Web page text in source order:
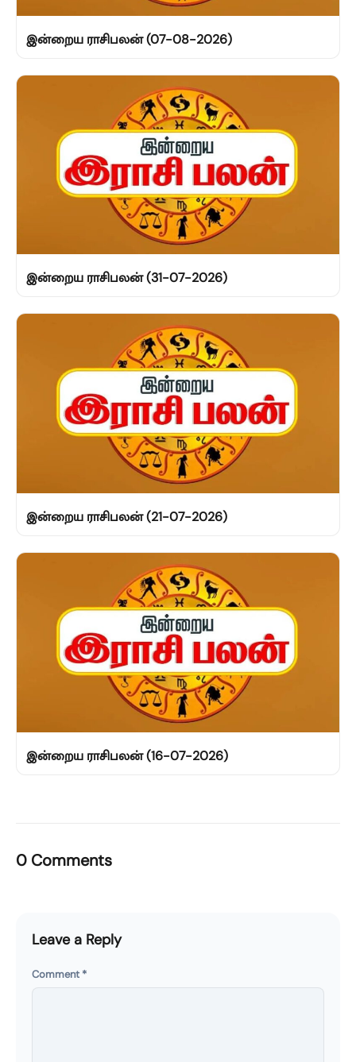
இன்றைய ராசிபலன் (07-08-2026)
இன்றைய ராசிபலன் (31-07-2026)
இன்றைய ராசிபலன் (21-07-2026)
இன்றைய ராசிபலன் (16-07-2026)
0 Comments
Leave a Reply
Comment *